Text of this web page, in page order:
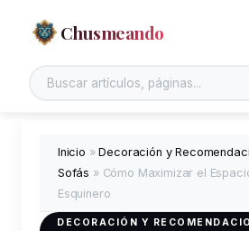
Chusmeando
Buscar en el sitio
Inicio »Decoración y
Sofás » Cómo Maximizar el
Esquinero
DECORACIÓN Y